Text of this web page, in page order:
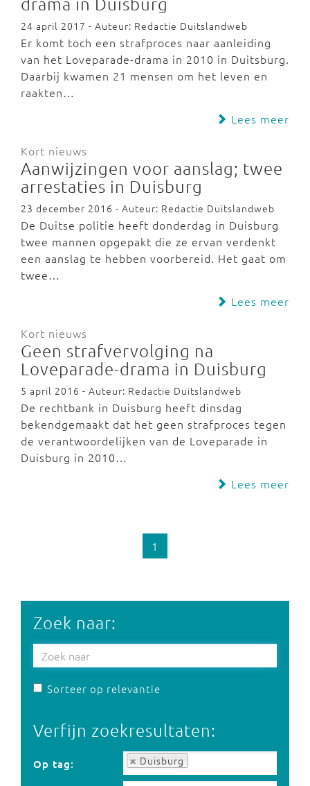
24 april 2017 - Auteur: Redactie Duitslandweb
Er komt toch een strafproces naar aanleiding
van het Loveparade-drama in 2010 in Duitsburg.
Daarbij kwamen 21 mensen om het leven en
raakten…
Lees meer
Kort nieuws
Aanwijzingen voor aanslag; twee
arrestaties in Duisburg
23 december 2016 - Auteur: Redactie Duitslandweb
De Duitse politie heeft donderdag in Duisburg
twee mannen opgepakt die ze ervan verdenkt
een aanslag te hebben voorbereid. Het gaat om
twee…
Lees meer
Kort nieuws
Geen strafvervolging na
Loveparade-drama in Duisburg
5 april 2016 - Auteur: Redactie Duitslandweb
De rechtbank in Duisburg heeft dinsdag
bekendgemaakt dat het geen strafproces tegen
de verantwoordelijken van de Loveparade in
Duisburg in 2010…
Lees meer
1
Zoek naar:
Sorteer op relevantie
Verfijn zoekresultaten:
Op tag: Duisburg
Op tag: